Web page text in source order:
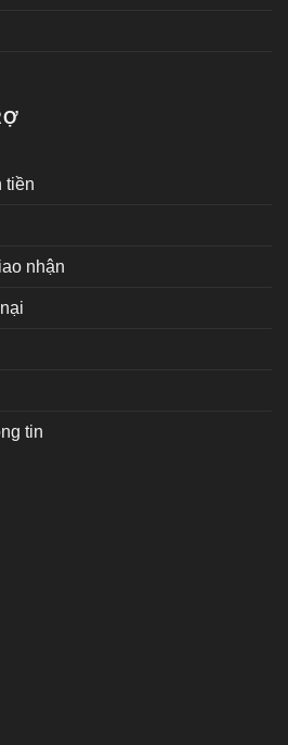
tiền
nhận
tin